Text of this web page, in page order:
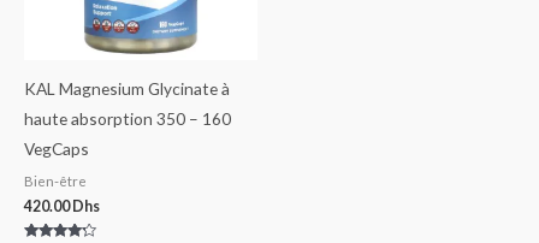
KAL Magnesium Glycinate à
haute absorption 350 – 160
VegCaps
Bien-être
420.00Dhs